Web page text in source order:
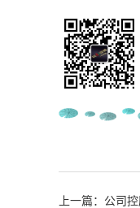
上一篇：公司